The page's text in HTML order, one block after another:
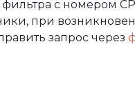
с номером
при
запрос через